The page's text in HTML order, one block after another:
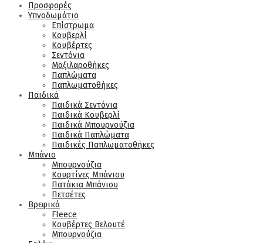
Προσφορές
Υπνοδωμάτιο
Επίστρωμα
Κουβερλί
Κουβέρτες
Σεντόνια
Μαξιλαροθήκες
Παπλώματα
Παπλωματοθήκες
Παιδικά
Παιδικά Σεντόνια
Παιδικά Κουβερλί
Παιδικά Μπουρνούζια
Παιδικά Παπλώματα
Παιδικές Παπλωματοθήκες
Μπάνιο
Μπουρνούζια
Κουρτίνες Μπάνιου
Πατάκια Μπάνιου
Πετσέτες
Βρεφικά
Fleece
Κουβέρτες Βελουτέ
Μπουρνούζια